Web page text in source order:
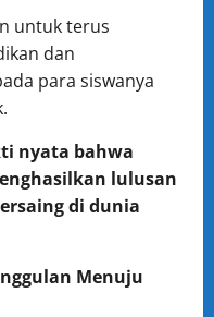
untuk terus
dan
para siswanya
nyata bahwa
lulusan
di dunia
Menuju